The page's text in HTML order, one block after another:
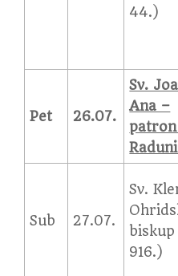
44.)
Pet 26.07.
Sv.
Ana –
Sub 27.07.
Sv.
biskup
916.)